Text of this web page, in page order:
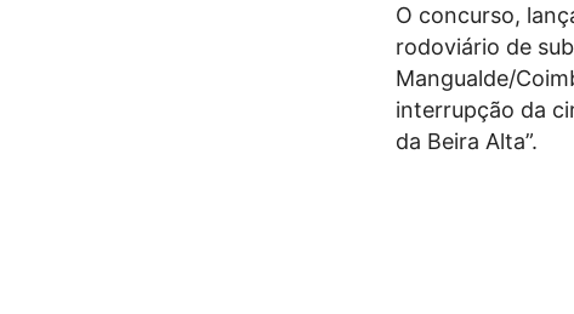
O concurso,
rodoviário de
Mangualde/
interrupção da
da Beira Alta”.